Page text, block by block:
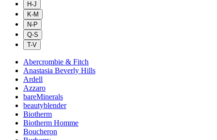
H-J
K-M
N-P
Q-S
T-V
Abercrombie & Fitch
Anastasia Beverly Hills
Ardell
Azzaro
bareMinerals
beautyblender
Biotherm
Biotherm Homme
Boucheron